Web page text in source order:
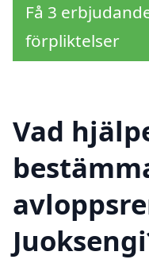
Få 3
förpliktelser
Vad